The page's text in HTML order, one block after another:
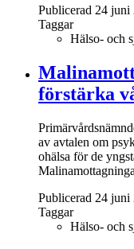
Publicerad 24 juni
Taggar
Hälso- och
förstärka
av avtalen om
ohälsa för de
Publicerad 24 juni
Taggar
Hälso- och